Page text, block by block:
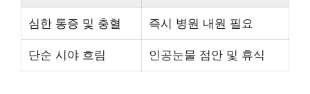
심한 통증 및 충혈 즉시 병원 내원 필요
단순 시야 흐림 인공눈물 점안 및 휴식